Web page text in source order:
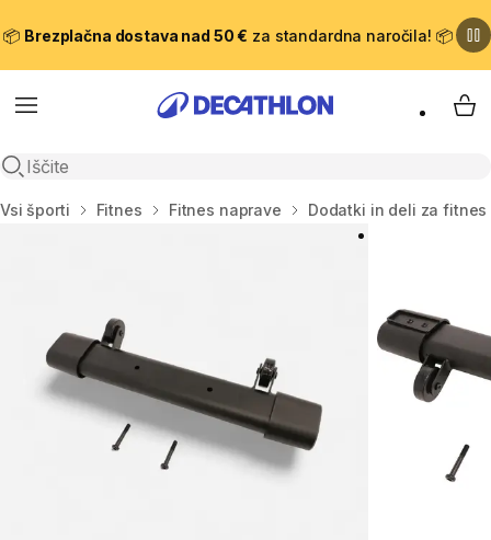
📦 Brezplačna dostava nad 50 € za standardna naročila! 📦
Meni
Odpri iskanje
Domov
Vsi športi Fitnes Fitnes naprave Dodatki in deli za fitnes